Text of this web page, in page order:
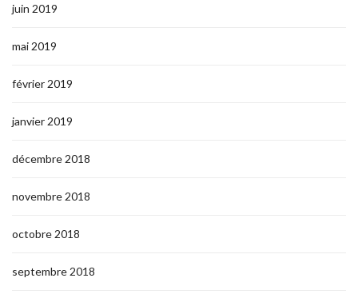
juin 2019
mai 2019
février 2019
janvier 2019
décembre 2018
novembre 2018
octobre 2018
septembre 2018